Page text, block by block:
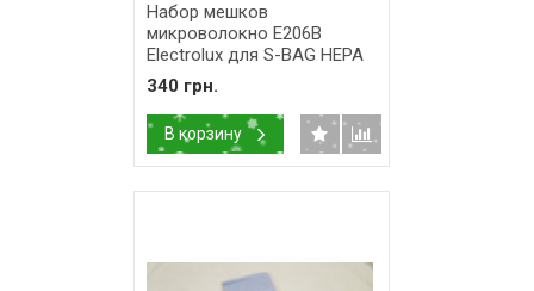
Набор мешков
микроволокно E206B
Electrolux для S-BAG HEPA
Clinic Anti-Allergy
9001660357
340 грн.
В корзину